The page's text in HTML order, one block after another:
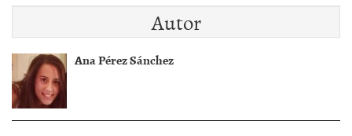
Autor
Ana Pérez Sánchez